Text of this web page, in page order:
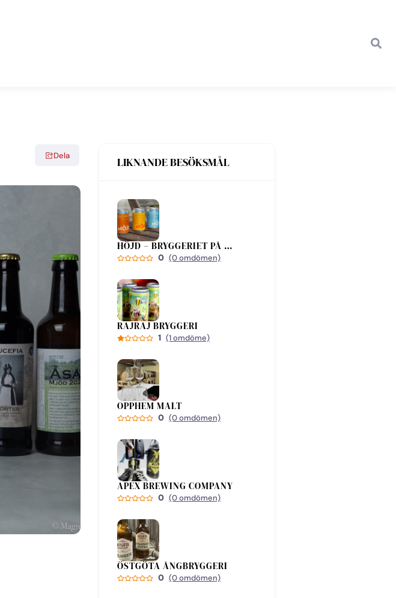
Dela LIKNANDE BESÖKSMÅL
HÖJD – BRYGGERIET PÅ BJÄRE
0 (0 omdömen)
RAJRAJ BRYGGERI
1 (1 omdöme)
OPPHEM MALT
0 (0 omdömen)
APEX BREWING COMPANY
0 (0 omdömen)
ÖSTGÖTA ÅNGBRYGGERI
0 (0 omdömen)